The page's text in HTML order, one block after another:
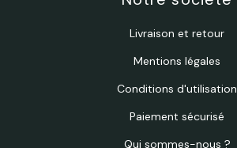
Livraison et retour
Mentions légales
Conditions d'utilisation
Paiement sécurisé
Qui sommes-nous ?